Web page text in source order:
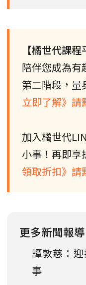
【橘世代課程
陪伴您成為有
第二階段，量
立即了解》請
加入橘世代
小事！再即享
領取折扣》請
更多新聞報導
譚敦慈：
事